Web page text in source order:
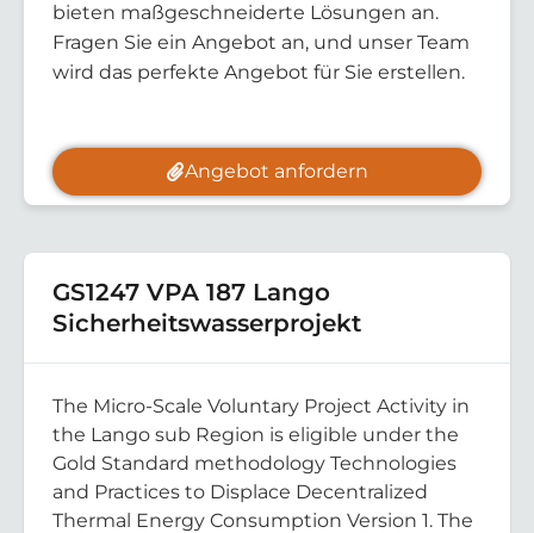
bieten maßgeschneiderte Lösungen an.
Fragen Sie ein Angebot an, und unser Team
wird das perfekte Angebot für Sie erstellen.
Angebot anfordern
GS1247 VPA 187 Lango
Sicherheitswasserprojekt
The Micro-Scale Voluntary Project Activity in
the Lango sub Region is eligible under the
Gold Standard methodology Technologies
and Practices to Displace Decentralized
Thermal Energy Consumption Version 1. The